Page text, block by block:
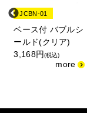
JCBN-01
ベース付 バブルシ
ールド(クリア)
3,168円(税込)